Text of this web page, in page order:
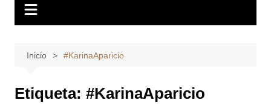
Inicio #KarinaAparicio
Etiqueta: #KarinaAparicio